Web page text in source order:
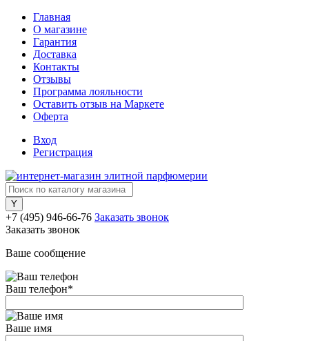
Главная
О магазине
Гарантия
Доставка
Контакты
Отзывы
Программа лояльности
Оставить отзыв на Маркете
Оферта
Вход
Регистрация
+7 (495) 946-66-76 Заказать звонок
Заказать звонок
Ваше сообщение
Ваш телефон*
Ваше имя